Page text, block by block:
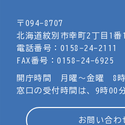
〒094-8707
北海道紋別市幸町2丁目1番
電話番号：0158-24-2111
FAX番号：0158-24-6925
開庁時間 月曜～金曜 8時
窓口の受付時間は、9時00
お問い合わ